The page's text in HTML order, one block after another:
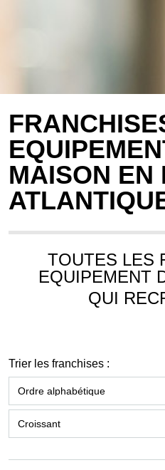
MAISON EN
TOUTES LES
EQUIPEMENT
QUI
Trier les franchises :